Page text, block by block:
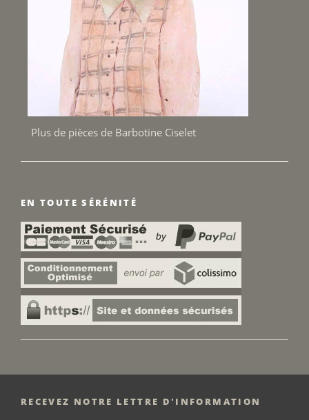
Plus de pièces de Barbotine Ciselet
EN TOUTE SÉRÉNITÉ
RECEVEZ NOTRE LETTRE D'INFORMATION